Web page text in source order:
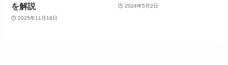
を解説
2025年11月18日
2024年5月2日